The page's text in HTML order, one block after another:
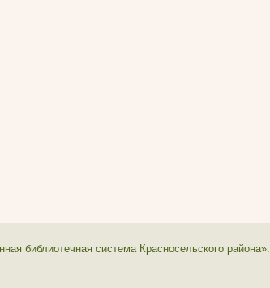
библиотечная система Красносельского района».